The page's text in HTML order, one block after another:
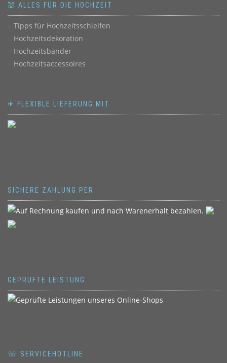
💒 ALLES FÜR DIE HOCHZEIT
Tipps für Hochzeitsschleifen
Hochzeitsdekoration
Hochzeitsbänder
Hochzeitsaccessoires
✈ FLEXIBLE LIEFERUNG MIT
SICHERE ZAHLUNG PER
GEPRÜFTE LEISTUNG
☏ SERVICEHOTLINE